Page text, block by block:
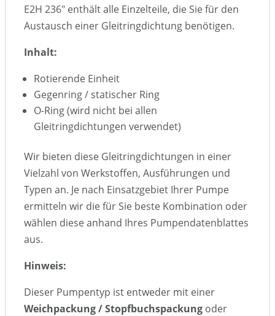
E2H 236" enthält alle Einzelteile, die Sie für den
Austausch einer Gleitringdichtung benötigen.
Inhalt:
Rotierende Einheit
Gegenring / statischer Ring
O-Ring (wird nicht bei allen
Gleitringdichtungen verwendet)
Wir bieten diese Gleitringdichtungen in einer
Vielzahl von Werkstoffen, Ausführungen und
Typen an. Je nach Einsatzgebiet Ihrer Pumpe
ermitteln wir die für Sie beste Kombination oder
wählen diese anhand Ihres Pumpendatenblattes
aus.
Hinweis:
Dieser Pumpentyp ist entweder mit einer
Weichpackung / Stopfbuchspackung oder